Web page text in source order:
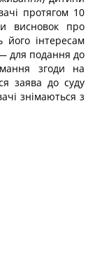
протягом 10
висновок про
його інтересам
для подання до
згоди на
заява до суду
знімаються з